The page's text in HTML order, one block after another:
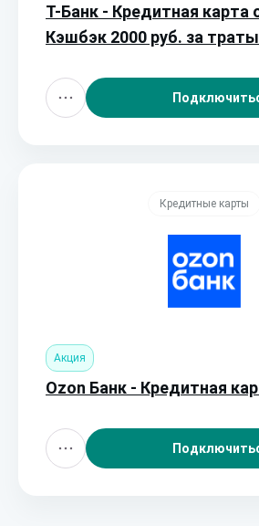
Т-Банк - Кредитная карта
Кэшбэк 2000 руб. за
Кредитные карты
Акция
Ozon Банк - Кредитная